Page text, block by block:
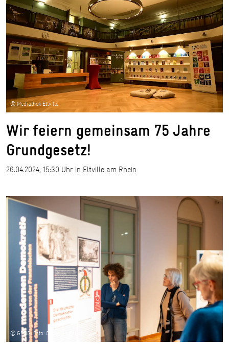
© Mediathek Eltville
Wir feiern gemeinsam 75 Jahre
Grundgesetz!
26.04.2024, 15:30 Uhr in Eltville am Rhein
© GEDG, Foto: Christian Faludi